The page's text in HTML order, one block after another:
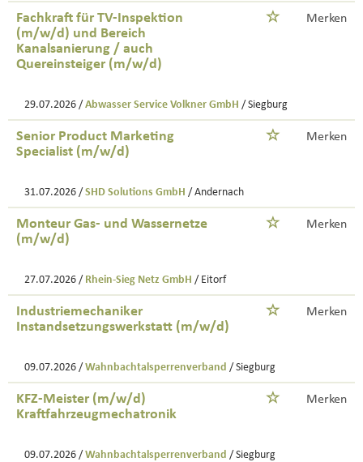
Fachkraft für TV-Inspektion
(m/w/d) und Bereich
Kanalsanierung / auch
Quereinsteiger (m/w/d)
Merken
29.07.2026 / Abwasser Service Volkner GmbH / Siegburg
Senior Product Marketing
Specialist (m/w/d)
Merken
31.07.2026 / SHD Solutions GmbH / Andernach
Monteur Gas- und Wassernetze
(m/w/d)
Merken
27.07.2026 / Rhein-Sieg Netz GmbH / Eitorf
Industriemechaniker
Instandsetzungswerkstatt (m/w/d)
Merken
09.07.2026 / Wahnbachtalsperrenverband / Siegburg
KFZ-Meister (m/w/d)
Kraftfahrzeugmechatronik
Merken
09.07.2026 / Wahnbachtalsperrenverband / Siegburg